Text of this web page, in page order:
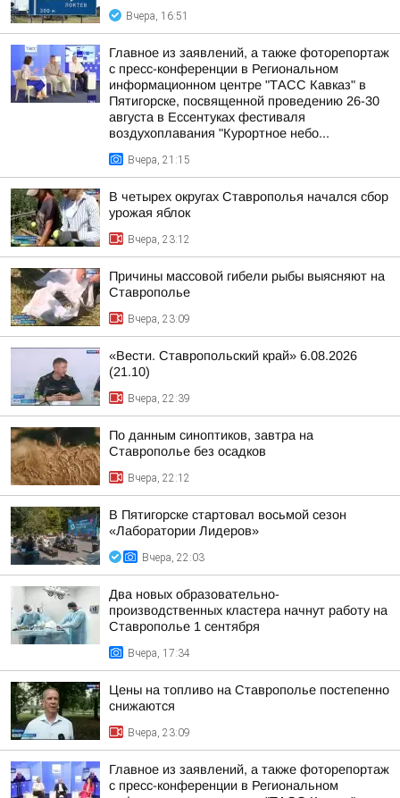
Вчера, 16:51
Главное из заявлений, а также фоторепортаж
с пресс-конференции в Региональном
информационном центре "ТАСС Кавказ" в
Пятигорске, посвященной проведению 26-30
августа в Ессентуках фестиваля
воздухоплавания "Курортное небо...
Вчера, 21:15
В четырех округах Ставрополья начался сбор
урожая яблок
Вчера, 23:12
Причины массовой гибели рыбы выясняют на
Ставрополье
Вчера, 23:09
«Вести. Ставропольский край» 6.08.2026
(21.10)
Вчера, 22:39
По данным синоптиков, завтра на
Ставрополье без осадков
Вчера, 22:12
В Пятигорске стартовал восьмой сезон
«Лаборатории Лидеров»
Вчера, 22:03
Два новых образовательно-
производственных кластера начнут работу на
Ставрополье 1 сентября
Вчера, 17:34
Цены на топливо на Ставрополье постепенно
снижаются
Вчера, 23:09
Главное из заявлений, а также фоторепортаж
с пресс-конференции в Региональном